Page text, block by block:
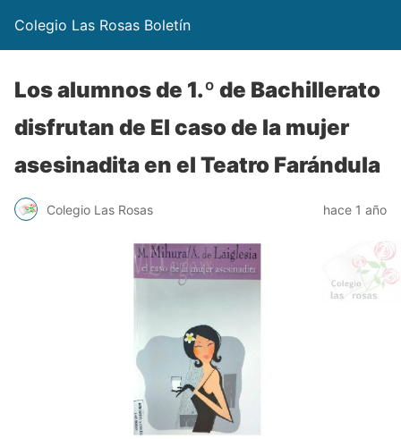
Colegio Las Rosas Boletín
Los alumnos de 1.º de Bachillerato
disfrutan de El caso de la mujer
asesinadita en el Teatro Farándula
Colegio Las Rosas hace 1 año